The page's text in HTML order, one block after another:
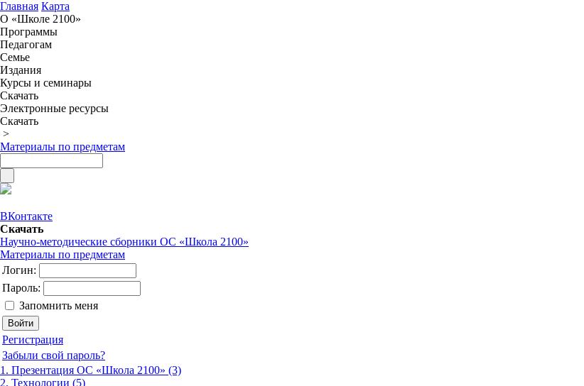
Главная Карта
О «Школе 2100»
Программы
Педагогам
Семье
Издания
Курсы и семинары
Скачать
Электронные ресурсы
Скачать
>
Материалы по предметам
ВКонтакте
Скачать
Научно-методические сборники ОС «Школа 2100»
Материалы по предметам
Логин:
Пароль:
Запомнить меня
Регистрация
Забыли свой пароль?
1. Презентация ОС «Школа 2100» (3)
2. Технологии (5)